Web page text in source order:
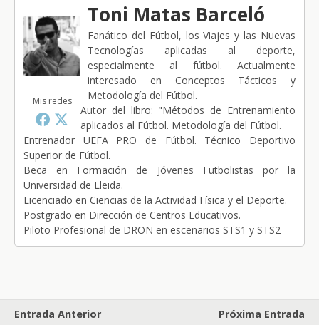
Mis redes
Toni Matas Barceló
Fanático del Fútbol, los Viajes y las Nuevas
Tecnologías aplicadas al deporte,
especialmente al fútbol. Actualmente
interesado en Conceptos Tácticos y
Metodología del Fútbol.
Autor del libro: "Métodos de Entrenamiento
aplicados al Fútbol. Metodología del Fútbol.
Entrenador UEFA PRO de Fútbol. Técnico Deportivo
Superior de Fútbol.
Beca en Formación de Jóvenes Futbolistas por la
Universidad de Lleida.
Licenciado en Ciencias de la Actividad Física y el Deporte.
Postgrado en Dirección de Centros Educativos.
Piloto Profesional de DRON en escenarios STS1 y STS2
Entrada Anterior
Próxima Entrada